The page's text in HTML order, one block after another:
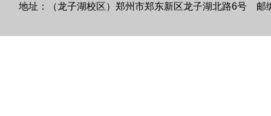
地址：（龙子湖校区）郑州市郑东新区龙子湖北路6号